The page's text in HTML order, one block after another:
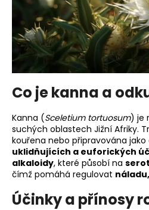
Co je kanna a
Kanna (Sceletium tortuosum) je
suchých oblastech Jižní Afriky.
kouřena nebo připravována jako
uklidňujících a euforických
alkaloidy, které působí na
čímž pomáhá regulovat
Účinky a přínosy
HLEDAT